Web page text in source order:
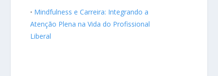
Mindfulness e Carreira: Integrando a
Atenção Plena na Vida do Profissional
Liberal